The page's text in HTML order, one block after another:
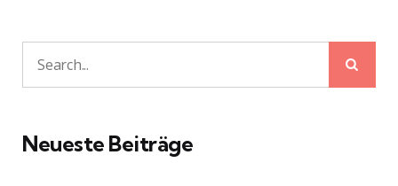
Search
for:
Neueste Beiträge